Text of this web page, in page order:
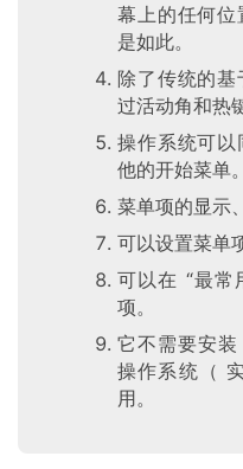
幕上的任何
是如此。
除了传统的
过活动角和热
操作系统可
他的开始菜单。
菜单项的显示
可以设置菜单
可以在 “最常
项。
它不需要安
操作系统（
用。